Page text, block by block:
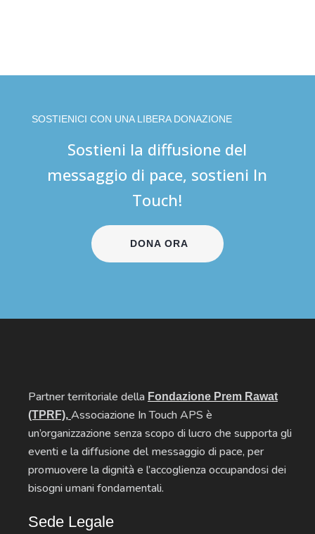
SOSTIENICI CON UNA LIBERA DONAZIONE
Sostieni la diffusione del
messaggio di pace, sostieni In
Touch!
DONA ORA
Partner territoriale della Fondazione Prem Rawat
(TPRF), Associazione In Touch APS è
un’organizzazione senza scopo di lucro che supporta gli
eventi e la diffusione del messaggio di pace, per
promuovere la dignità e l’accoglienza occupandosi dei
bisogni umani fondamentali.
Sede Legale